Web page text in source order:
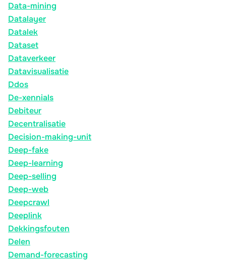
Data-mining
Datalayer
Datalek
Dataset
Dataverkeer
Datavisualisatie
Ddos
De-xennials
Debiteur
Decentralisatie
Decision-making-unit
Deep-fake
Deep-learning
Deep-selling
Deep-web
Deepcrawl
Deeplink
Dekkingsfouten
Delen
Demand-forecasting